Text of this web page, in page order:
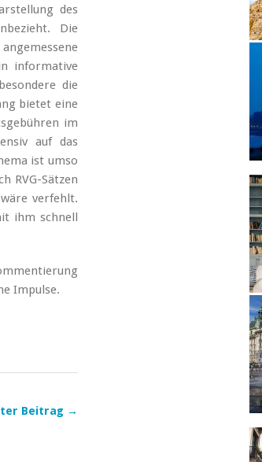
des
Die
informative
die
bietet eine
im
auf das
ist umso
RVG-Sätzen
verfehlt.
ihm schnell
Impulse.
Beitrag →